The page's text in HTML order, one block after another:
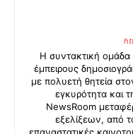
Η συντακτική ομάδα
έμπειρους
με πολυετή θητεία
εγκυρότητα και
NewsRoom
εξελίξεων, από
επαναστατικές